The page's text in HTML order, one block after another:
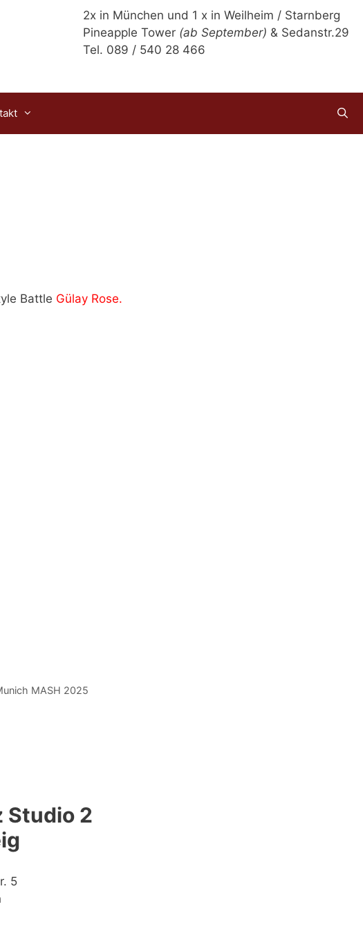
2x in München und 1 x in Weilheim / Starnberg
Pineapple Tower (ab September) & Sedanstr.29
Tel. 089 / 540 28 466
Battle Gülay Rose.
MASH 2025
Studio 2
5